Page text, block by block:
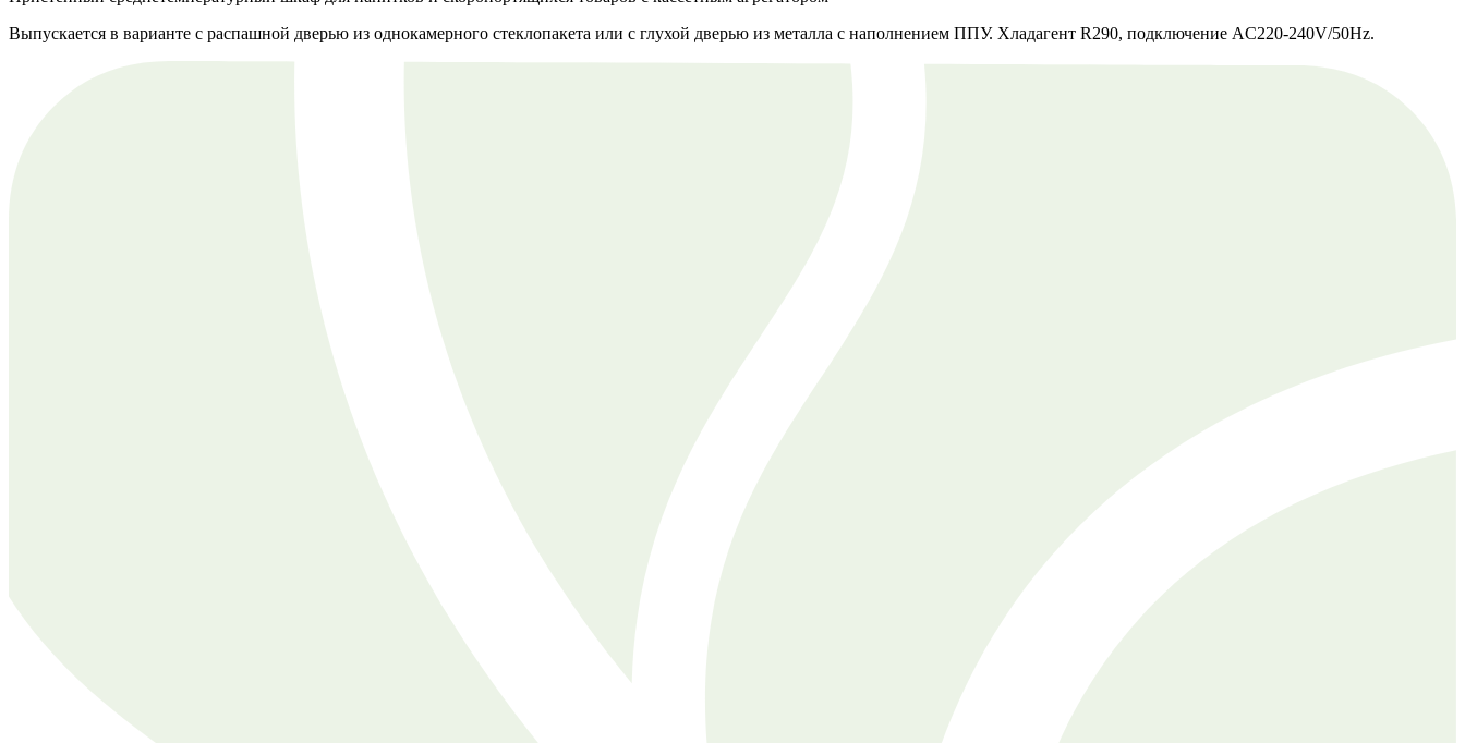
Выпускается в варианте с распашной дверью из однокамерного стеклопакета или с глухой дверью из металла с наполнением ППУ. Хладагент R290, подключение AC220-240V/50Hz.